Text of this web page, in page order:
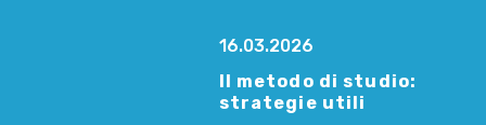
16.03.2026
Il metodo di studio:
strategie utili